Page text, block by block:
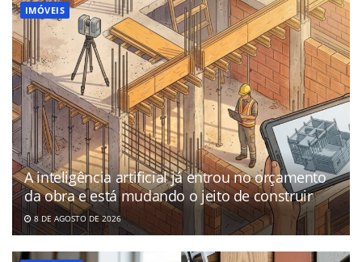
IMÓVEIS
A inteligência artificial já entrou no orçamento
da obra e está mudando o jeito de construir
8 DE AGOSTO DE 2026